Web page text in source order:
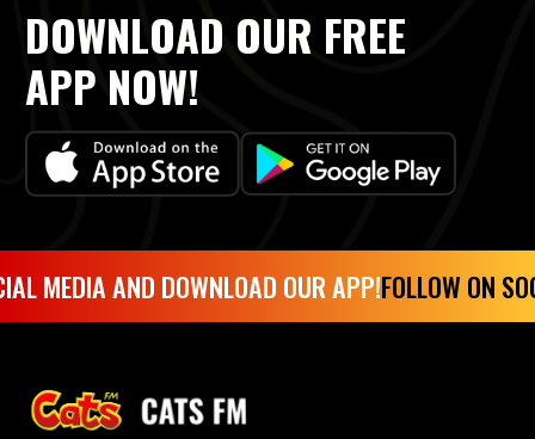
DOWNLOAD OUR FREE
APP NOW!
MEDIA AND DOWNLOAD OUR APP!FOLLOW ON